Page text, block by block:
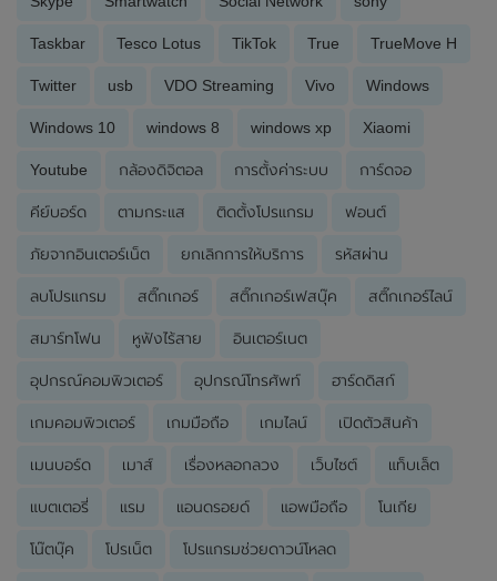
Taskbar Tesco Lotus TikTok True TrueMove H
Twitter usb VDO Streaming Vivo Windows
Windows 10 windows 8 windows xp Xiaomi
Youtube กล้องดิจิตอล การตั้งค่าระบบ การ์ดจอ
คีย์บอร์ด ตามกระแส ติดตั้งโปรแกรม ฟอนต์
ภัยจากอินเตอร์เน็ต ยกเลิกการให้บริการ รหัสผ่าน
ลบโปรแกรม สติ๊กเกอร์ สติ๊กเกอร์เฟสบุ๊ค สติ๊กเกอร์ไลน์
สมาร์ทโฟน หูฟังไร้สาย อินเตอร์เนต
อุปกรณ์คอมพิวเตอร์ อุปกรณ์โทรศัพท์ ฮาร์ดดิสก์
เกมคอมพิวเตอร์ เกมมือถือ เกมไลน์ เปิดตัวสินค้า
เมนบอร์ด เมาส์ เรื่องหลอกลวง เว็บไซต์ แท็บเล็ต
แบตเตอรี่ แรม แอนดรอยด์ แอพมือถือ โนเกีย
โน๊ตบุ๊ค โปรเน็ต โปรแกรมช่วยดาวน์โหลด